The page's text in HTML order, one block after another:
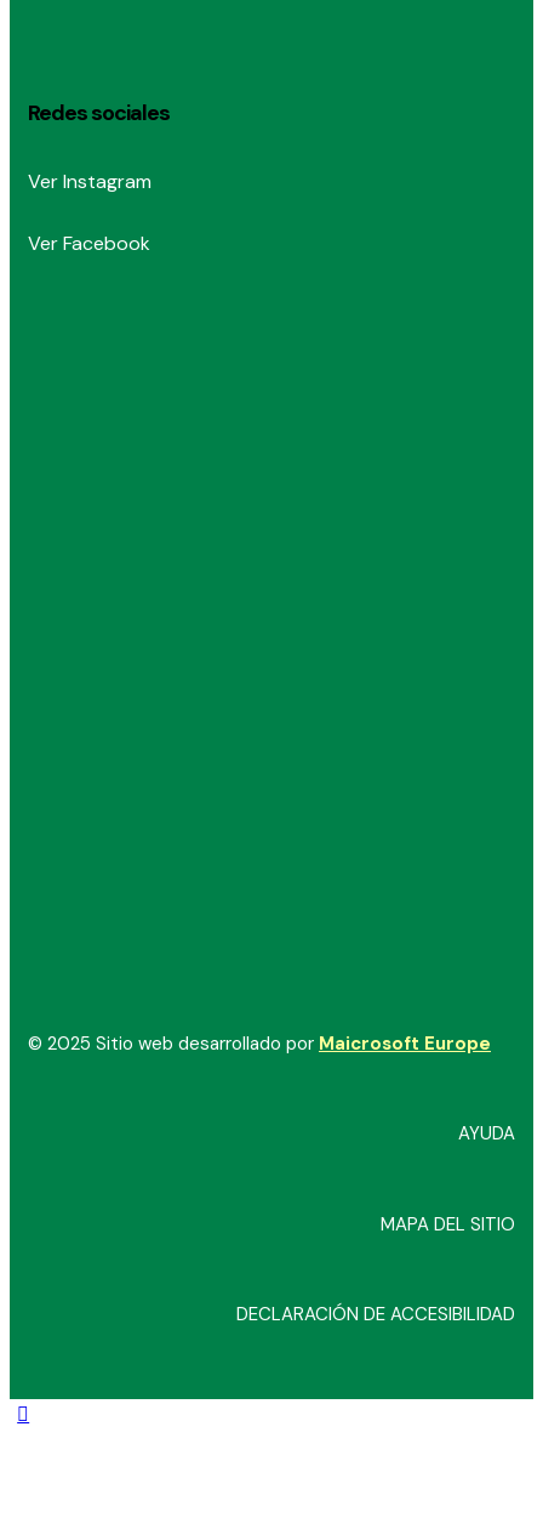
Redes sociales
Ver Instagram
Ver Facebook
© 2025 Sitio web desarrollado por Maicrosoft Europe
AYUDA
MAPA DEL SITIO
DECLARACIÓN DE ACCESIBILIDAD